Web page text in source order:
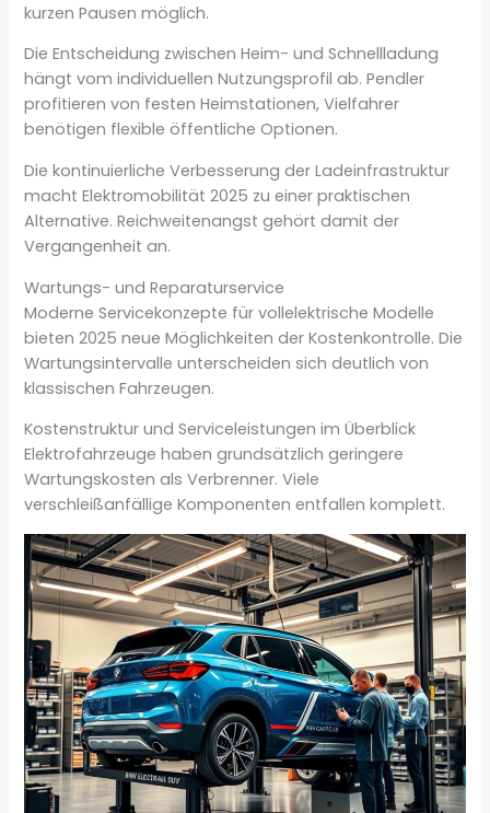
kurzen Pausen möglich.
Die Entscheidung zwischen Heim- und Schnellladung
hängt vom individuellen Nutzungsprofil ab. Pendler
profitieren von festen Heimstationen, Vielfahrer
benötigen flexible öffentliche Optionen.
Die kontinuierliche Verbesserung der Ladeinfrastruktur
macht Elektromobilität 2025 zu einer praktischen
Alternative. Reichweitenangst gehört damit der
Vergangenheit an.
Wartungs- und Reparaturservice
Moderne Servicekonzepte für vollelektrische Modelle
bieten 2025 neue Möglichkeiten der Kostenkontrolle. Die
Wartungsintervalle unterscheiden sich deutlich von
klassischen Fahrzeugen.
Kostenstruktur und Serviceleistungen im Überblick
Elektrofahrzeuge haben grundsätzlich geringere
Wartungskosten als Verbrenner. Viele
verschleißanfällige Komponenten entfallen komplett.